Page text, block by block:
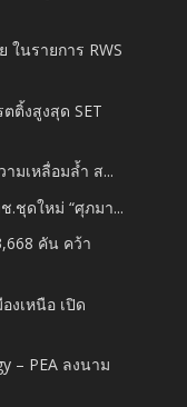
นรายการ RWS
ติ้งสูงสุด SET
มเหลื่อมล้ำ ส...
ชุดใหม่ “ศุภมา...
คัน คว้า
งเหนือ เปิด
– PEA ลงนาม